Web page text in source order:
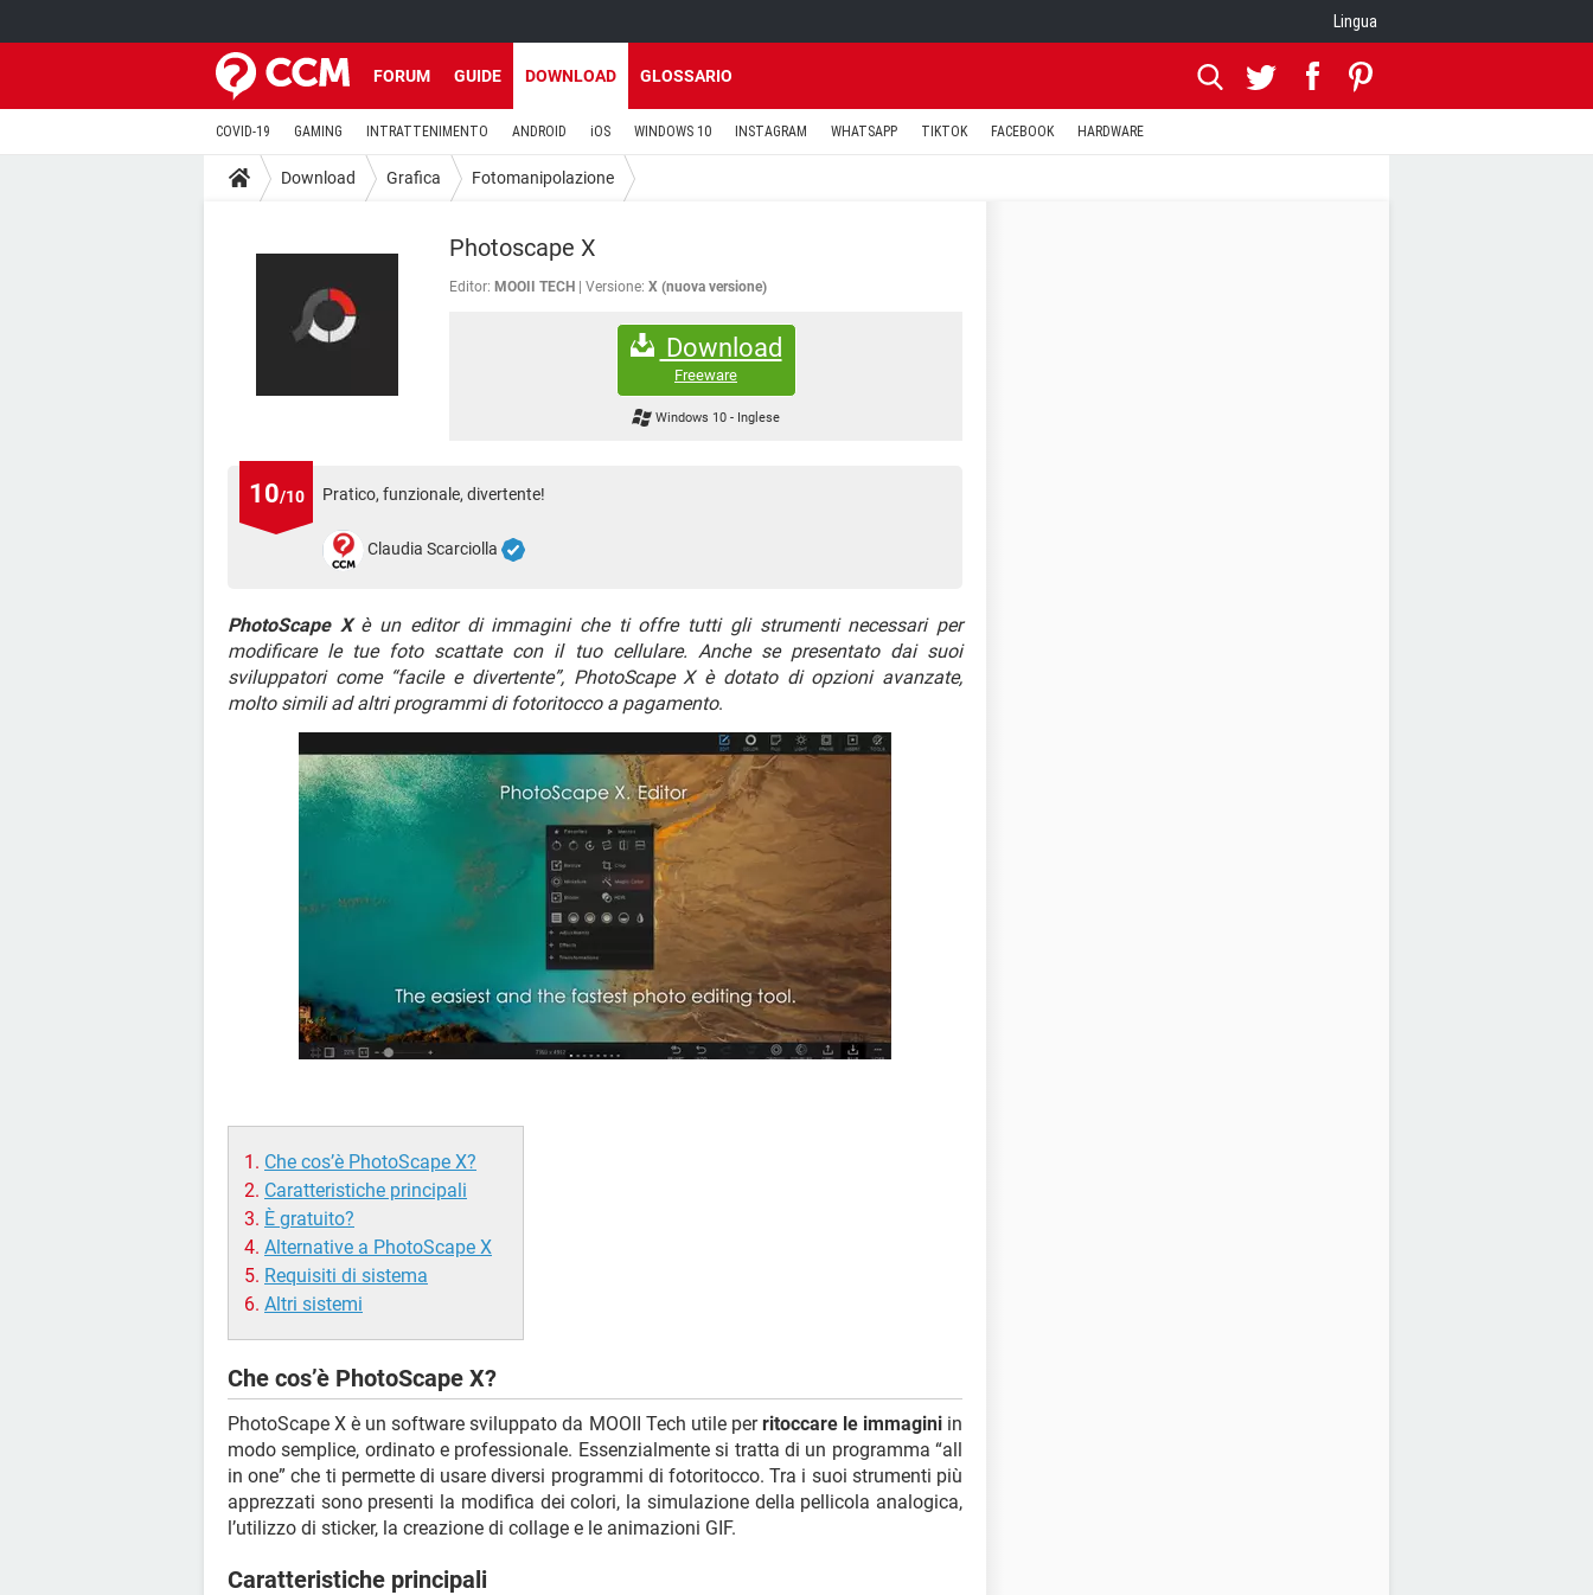
Lingua
FORUM GUIDE DOWNLOAD GLOSSARIO
COVID-19 GAMING INTRATTENIMENTO ANDROID iOS WINDOWS 10 INSTAGRAM WHATSAPP TIKTOK FACEBOOK HARDWARE
Download Grafica Fotomanipolazione
Photoscape X
Editor: MOOII TECH Versione: X (nuova versione)
Download
Freeware
Windows 10- Inglese
10/10 Pratico, funzionale, divertente!
Claudia Scarciolla
PhotoScape Xè un editor di immagini che ti offre tutti gli strumenti necessari per
modificare le tue foto scattate con il tuo cellulare. Anche se presentato dai suoi
sviluppatori come “facile e divertente”, PhotoScape X è dotato di opzioni avanzate,
molto simili ad altri programmi di fotoritocco a pagamento.
Che cos’è PhotoScape X?
Caratteristiche principali
È gratuito?
Alternative a PhotoScape X
Requisiti di sistema
Altri sistemi
Che cos’è PhotoScape X?
PhotoScape X è un software sviluppato da MOOII Tech utile perritoccare le immaginiin
modo semplice, ordinato e professionale. Essenzialmente si tratta di un programma “all
in one” che ti permette di usare diversi programmi di fotoritocco. Tra i suoi strumenti più
apprezzati sono presenti la modifica dei colori, la simulazione della pellicola analogica,
l’utilizzo di sticker, la creazione di collage e le animazioni GIF.
Caratteristiche principali